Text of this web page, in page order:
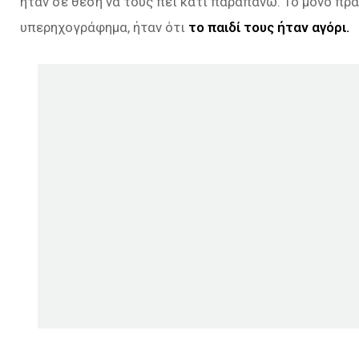
υπερηχογράφημα, ήταν ότι το παιδί τους ήταν αγόρι.